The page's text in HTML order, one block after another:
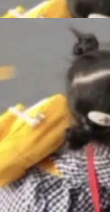
查发现，无论
现近期更
行翻译文
模块围绕三
与 Iceb
缺失的那一
进一步支
格式。
。本届大会
盟主办，以
的质量新范
模化产业落地
能研发生产力
Testin XAge
产品。对CI
正在从效率
CIO面对的新
上多了两项：
地从PoC走
AI应用...
ADT
。Alex Fedos
说的东西不新
是和类型
：这不是类
维方式。 文
的深色主题
表示——bool
认模式、浅
意义的组
Clou
O
这是又一
大厂都在
在 Twitte
布了 Cloudfla
的分
了最新开源项